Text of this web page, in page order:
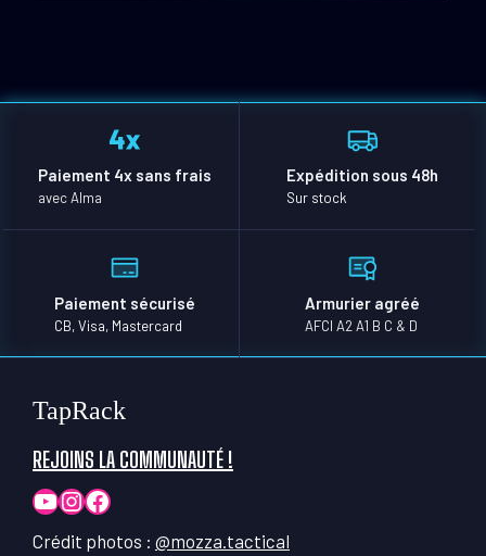
Paiement 4x sans frais
avec Alma
Expédition sous 48h
Sur stock
Paiement sécurisé
CB, Visa, Mastercard
Armurier agréé
AFCI A2 A1 B C & D
TapRack
REJOINS LA COMMUNAUTÉ !
YouTube
Instagram
Facebook
Crédit photos : @mozza.tactical